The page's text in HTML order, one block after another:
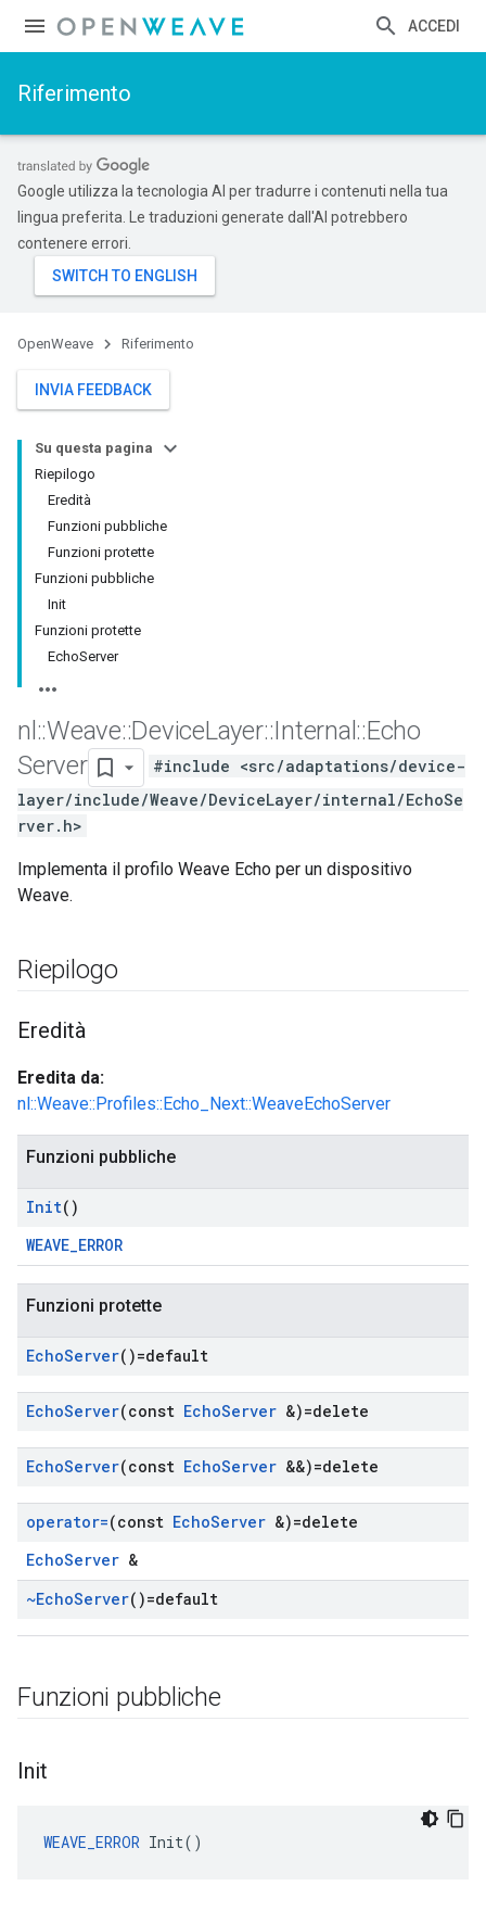
ACCEDI
Riferimento
Google utilizza la tecnologia AI per tradurre i contenuti nella tua
lingua preferita. Le traduzioni generate dall'AI potrebbero
contenere errori.
OpenWeave Riferimento
INVIA FEEDBACK
Su questa pagina
Riepilogo
Eredità
Funzioni pubbliche
Funzioni protette
Funzioni pubbliche
Init
Funzioni protette
EchoServer
nl ::Weave::DeviceLayer::Internal ::Echo
Server
#include <src/adaptations/device-
layer/include/Weave/DeviceLayer/internal/EchoSe
rver.h>
Implementa il profilo Weave Echo per un dispositivo
Weave.
Riepilogo
Eredità
Eredita da:
nl::Weave::Profiles::Echo_Next::WeaveEchoServer
Funzioni pubbliche
Init()
WEAVE_ERROR
Funzioni protette
EchoServer()=default
EchoServer(const EchoServer &)=delete
EchoServer(const EchoServer &&)=delete
operator=(const EchoServer &)=delete
EchoServer &
~EchoServer()=default
Funzioni pubbliche
Init
WEAVE_ERROR Init()